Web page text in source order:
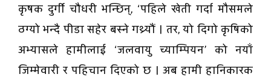
कृषक दुर्गी चौधरी भन्छिन्, ‘पहिले खेती गर्दा मौसमले
ठग्यो भन्दै पीडा सहेर बस्ने गथ्र्यौं । तर, यो दिगो कृषिको
अभ्यासले हामीलाई ‘जलवायु च्याम्पियन’ को नयाँ
जिम्मेवारी र पहिचान दिएको छ । अब हामी हानिकारक